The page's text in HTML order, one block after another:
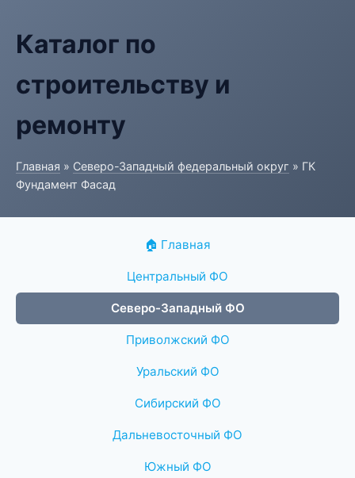
Каталог по
строительству и
ремонту
Главная » Северо-Западный федеральный округ » ГК
Фундамент Фасад
🏠 Главная
Центральный ФО
Северо-Западный ФО
Приволжский ФО
Уральский ФО
Сибирский ФО
Дальневосточный ФО
Южный ФО